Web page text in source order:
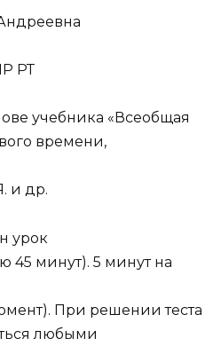
РТ
учебника «Всеобщая
времени,
и др.
урок
45 минут). 5 минут на
При решении теста
любыми